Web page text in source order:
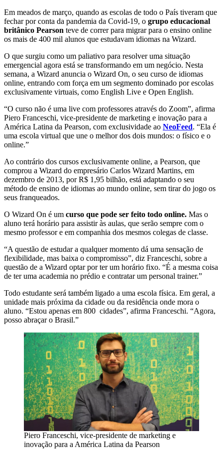
Em meados de março, quando as escolas de todo o País tiveram que
fechar por conta da pandemia da Covid-19, o grupo educacional
britânico Pearson teve de correr para migrar para o ensino online
os mais de 400 mil alunos que estudavam idiomas na Wizard.
O que surgiu como um paliativo para resolver uma situação
emergencial agora está se transformando em um negócio. Nesta
semana, a Wizard anuncia o Wizard On, o seu curso de idiomas
online, entrando com força em um segmento dominado por escolas
exclusivamente virtuais, como English Live e Open English.
“O curso não é uma live com professores através do Zoom”, afirma
Piero Franceschi, vice-presidente de marketing e inovação para a
América Latina da Pearson, com exclusividade ao NeoFeed. “Ela é
uma escola virtual que une o melhor dos dois mundos: o físico e o
online.”
Ao contrário dos cursos exclusivamente online, a Pearson, que
comprou a Wizard do empresário Carlos Wizard Martins, em
dezembro de 2013, por R$ 1,95 bilhão, está adaptando o seu
método de ensino de idiomas ao mundo online, sem tirar do jogo os
seus franqueados.
O Wizard On é um curso que pode ser feito todo online. Mas o
aluno terá horário para assistir às aulas, que serão sempre com o
mesmo professor e em companhia dos mesmos colegas de classe.
“A questão de estudar a qualquer momento dá uma sensação de
flexibilidade, mas baixa o compromisso”, diz Franceschi, sobre a
questão de a Wizard optar por ter um horário fixo. “É a mesma coisa
de ter uma academia no prédio e contratar um personal trainer.”
Todo estudante será também ligado a uma escola física. Em geral, a
unidade mais próxima da cidade ou da residência onde mora o
aluno. “Estou apenas em 800 cidades”, afirma Franceschi. “Agora,
posso abraçar o Brasil.”
Piero Franceschi, vice-presidente de marketing e
inovação para a América Latina da Pearson